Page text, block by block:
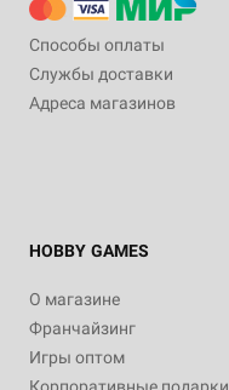
Способы оплаты
Службы доставки
Адреса магазинов
HOBBY GAMES
О магазине
Франчайзинг
Игры оптом